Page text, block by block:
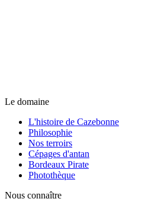
Le domaine
L'histoire de Cazebonne
Philosophie
Nos terroirs
Cépages d'antan
Bordeaux Pirate
Photothèque
Nous connaître